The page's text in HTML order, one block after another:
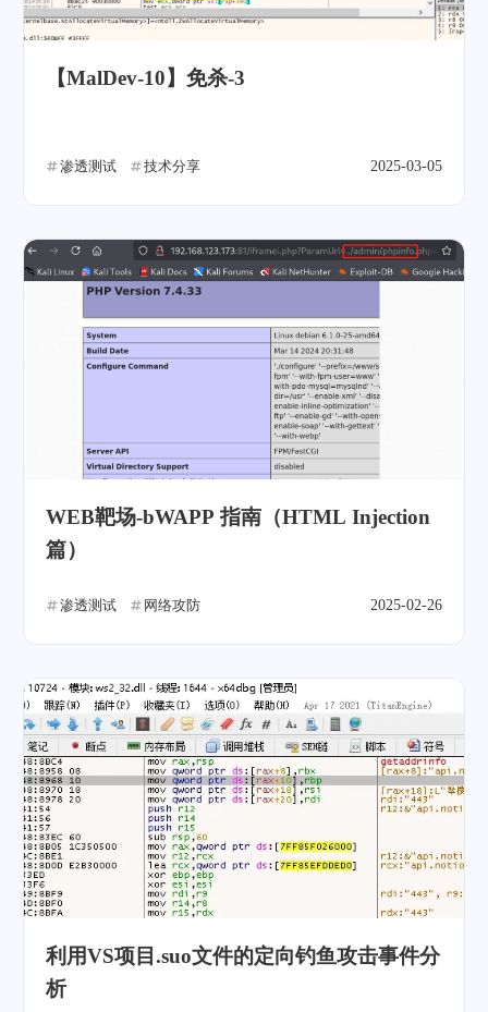
【MalDev-10】免杀-3
渗透测试 技术分享 2025-03-05
WEB靶场-bWAPP 指南（HTML Injection
篇）
渗透测试 网络攻防 2025-02-26
利用VS项目.suo文件的定向钓鱼攻击事件分
析